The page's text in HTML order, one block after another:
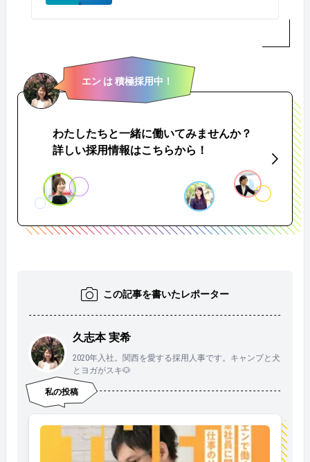
エン は 積極採用中！
わたしたちと一緒に働いてみませんか？
詳しい採用情報はこちらから！
この記事を書いたレポーター
久志本 実希
2020年入社。関西を愛する採用人事です。キャンプと犬
とヨガがスキ🐶
私の投稿